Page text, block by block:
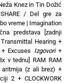
Knez in Tin Dožić
SHARE / Del gre za
vreme | Imagination
predstava [zadnji
Hearing +
+ Excuses Izgovori+
v tednu] RAM RAM
aritmija (z ali brez) +
2 + CLOCKWORK